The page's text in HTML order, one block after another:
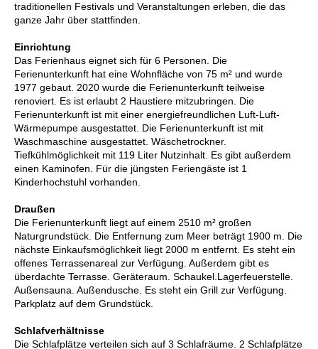
traditionellen Festivals und Veranstaltungen erleben, die das
ganze Jahr über stattfinden.
Einrichtung
Das Ferienhaus eignet sich für 6 Personen. Die
Ferienunterkunft hat eine Wohnfläche von 75 m² und wurde
1977 gebaut. 2020 wurde die Ferienunterkunft teilweise
renoviert. Es ist erlaubt 2 Haustiere mitzubringen. Die
Ferienunterkunft ist mit einer energiefreundlichen Luft-Luft-
Wärmepumpe ausgestattet. Die Ferienunterkunft ist mit
Waschmaschine ausgestattet. Wäschetrockner.
Tiefkühlmöglichkeit mit 119 Liter Nutzinhalt. Es gibt außerdem
einen Kaminofen. Für die jüngsten Feriengäste ist 1
Kinderhochstuhl vorhanden.
Draußen
Die Ferienunterkunft liegt auf einem 2510 m² großen
Naturgrundstück. Die Entfernung zum Meer beträgt 1900 m. Die
nächste Einkaufsmöglichkeit liegt 2000 m entfernt. Es steht ein
offenes Terrassenareal zur Verfügung. Außerdem gibt es
überdachte Terrasse. Geräteraum. Schaukel.Lagerfeuerstelle.
Außensauna. Außendusche. Es steht ein Grill zur Verfügung.
Parkplatz auf dem Grundstück.
Schlafverhältnisse
Die Schlafplätze verteilen sich auf 3 Schlafräume. 2 Schlafplätze